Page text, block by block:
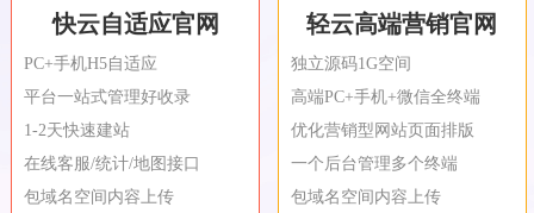
快云自适应官网
PC+手机H5自适应
平台一站式管理好收录
1-2天快速建站
在线客服/统计/地图接口
包域名空间内容上传
轻云高端营销官网
独立源码1G空间
高端PC+手机+微信全终端
优化营销型网站页面排版
一个后台管理多个终端
包域名空间内容上传